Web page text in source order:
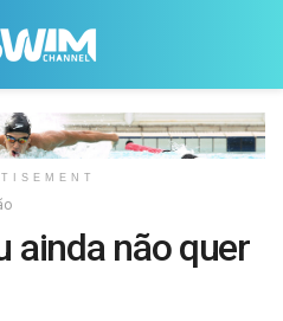
ainda não quer